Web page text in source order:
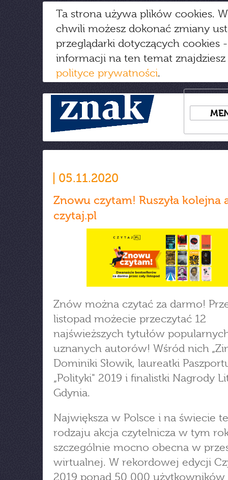
Ta strona używa plików cookies.
chwili możesz dokonać zmiany
przeglądarki dotyczących cookies
informacji na ten temat
polityce prywatności.
05.11.2020
Znowu czytam! Ruszyła kolejna
czytaj.pl
Znów można czytać za darmo!
listopad możecie przeczytać 12
najświeższych tytułów
uznanych autorów! Wśród nich
Dominiki Słowik, laureatki
„Polityki" 2019 i finalistki Nagrody
Gdynia.
Największa w Polsce i na świecie
rodzaju akcja czytelnicza w tym
szczególnie mocno obecna w
wirtualnej. W rekordowej edycji
2019 ponad 50 000 użytkowników